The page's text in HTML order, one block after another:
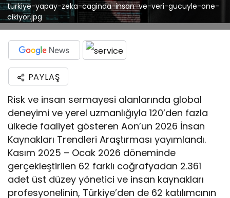
turkiye-yapay-zeka-caginda-insan-ve-veri-gucuyle-one-
cikiyor.jpg
PAYLAŞ
Risk ve insan sermayesi alanlarında global
deneyimi ve yerel uzmanlığıyla 120’den fazla
ülkede faaliyet gösteren Aon’un 2026 İnsan
Kaynakları Trendleri Araştırması yayımlandı.
Kasım 2025 – Ocak 2026 döneminde
gerçekleştirilen 62 farklı coğrafyadan 2.361
adet üst düzey yönetici ve insan kaynakları
profesyonelinin, Türkiye’den de 62 katılımcının